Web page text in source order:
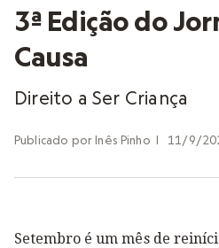
3ª Edição do
Causa
Direito a Ser Criança
Publicado por Inês Pinho | 11/9/
Setembro é um mês de